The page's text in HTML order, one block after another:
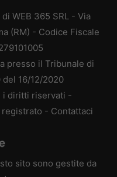
WEB 365 SRL - Via
(RM) - Codice Fiscale
presso il Tribunale di
del 16/12/2020
diritti riservati -
registrato - Contattaci
sito sono gestite da